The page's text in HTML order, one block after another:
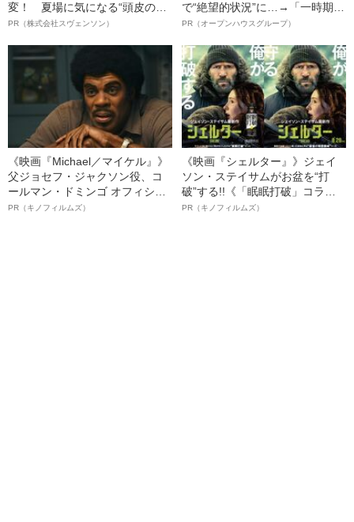
変！ 夏場に気になる“頭皮のニ
オイ”や“ベタつき”を解消す
ト”が生み出した徹底ケアとは
PR（株式会社スヴェンソン）
で“絶望的状況”に…→「一時期は
納品3年待ち」のヒット商品を生
明かす、“逆転の戦術”
PR（オープンハウスグループ）
《映画『Michael／マイケル』》
父ジョセフ・ジャクソン役、コ
ールマン・ドミンゴ オフィシャ
ルインタビュー“観客を魅了した
PR（キノフィルムズ）
《映画『シェルター』》ジェイ
ソン・ステイサムがお盆を“打
破”する!!《「眠眠打破」コラ
ボ》
PR（キノフィルムズ）